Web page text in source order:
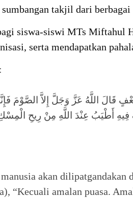
takjil dari
siswa-siswi MTs Miftahul
serta mendapatkan
اللَّهُ عَزَّ وَجَلَّ إِلاَّ الصَّوْمَ
أَطْيَبُ عِنْدَ اللَّهِ مِنْ رِيحِ
akan
“Kecuali amalan puasa.